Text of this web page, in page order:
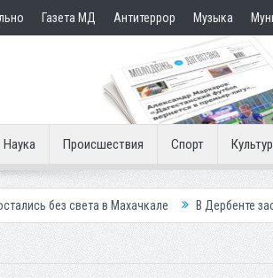
Газета МД Антитеррор Музыка
Наука Происшествия Спорт
в Махачкале В Дербенте застройщик